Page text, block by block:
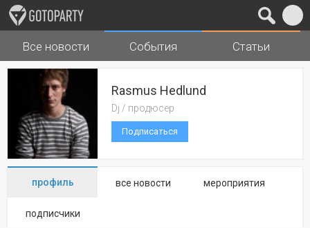
Города Музыка
Все новости События Статьи
Rasmus Hedlund
Dj / продюсер
Подписаться
профиль все новости мероприятия
подписчики